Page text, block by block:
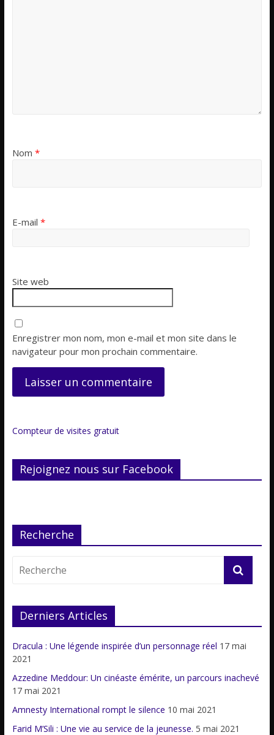
Nom *
E-mail *
Site web
Enregistrer mon nom, mon e-mail et mon site dans le
navigateur pour mon prochain commentaire.
Compteur de visites gratuit
Rejoignez nous sur Facebook
Recherche
Derniers Articles
Dracula : Une légende inspirée d’un personnage réel 17 mai
2021
Azzedine Meddour: Un cinéaste émérite, un parcours inachevé
17 mai 2021
Amnesty International rompt le silence 10 mai 2021
Farid M’Sili : Une vie au service de la jeunesse. 5 mai 2021